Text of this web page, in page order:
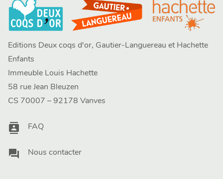
Editions Deux coqs d'or, Gautier-Languereau et Hachette
Enfants
Immeuble Louis Hachette
58 rue Jean Bleuzen
CS 70007 – 92178 Vanves
contacts FAQ
question_answer Nous contacter